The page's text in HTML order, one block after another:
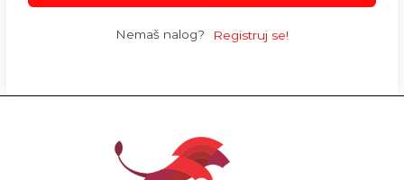
Nemaš nalog? Registruj se!